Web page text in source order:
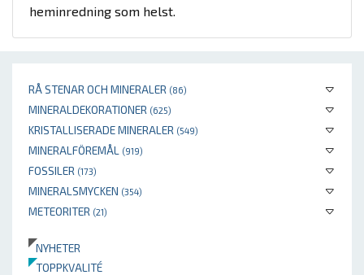
RÅ STENAR OCH MINERALER (86)
MINERALDEKORATIONER (625)
KRISTALLISERADE MINERALER (549)
MINERALFÖREMÅL (919)
FOSSILER (173)
MINERALSMYCKEN (354)
METEORITER (21)
NYHETER
TOPPKVALITÉ
heminredning som helst.